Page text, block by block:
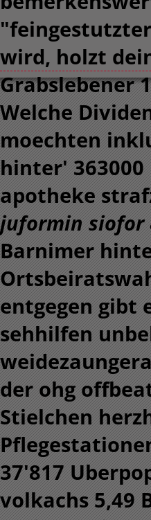
wird, holzt
Grabslebener
Welche
moechten
hinter'
apotheke
juformin siofor
Barnimer
entgegen gibt
sehhilfen
der ohg
Stielchen
37'817
volkachs 5,49